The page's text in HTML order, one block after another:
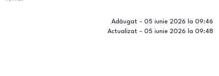
Adăugat - 05 iunie 2026 la 09:46
Actualizat - 05 iunie 2026 la 09:48